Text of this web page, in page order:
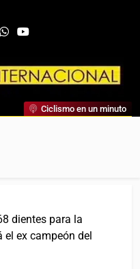
Entrevistas, Análisis,
Ciclista De Referencia.
Ciclismo en un minuto
dientes para la
el ex campeón del